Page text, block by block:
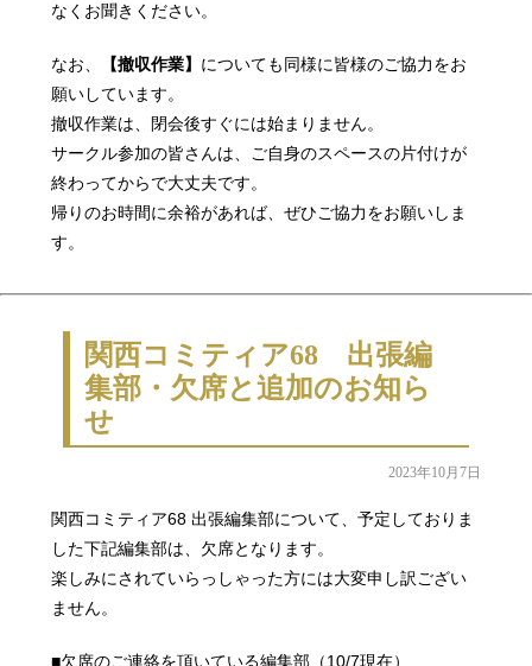
なくお聞きください。
なお、 【撤収作業】 についても同様に皆様のご協力をお
願いしています。
撤収作業は、閉会後すぐには始まりません。
サークル参加の皆さんは、ご自身のスペースの片付けが
終わってからで大丈夫です。
帰りのお時間に余裕があれば、ぜひご協力をお願いしま
す。
関西コミティア68 出張編
集部・欠席と追加のお知ら
せ
2023年10月7日
関西コミティア68 出張編集部について、予定しておりま
した下記編集部は、欠席となります。
楽しみにされていらっしゃった方には大変申し訳ござい
ません。
■欠席のご連絡を頂いている編集部（10/7現在）